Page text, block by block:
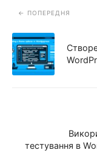
ПОПЕРЕДНЯ
тестування в